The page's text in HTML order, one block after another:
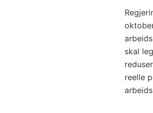
skal
reelle